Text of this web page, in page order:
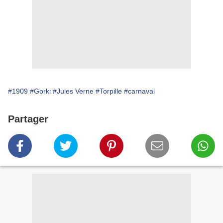
#1909 #Gorki #Jules Verne #Torpille #carnaval
Partager